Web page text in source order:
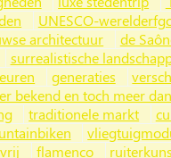
UNESCO-
architectuur
de
surrealistische
generaties
bekend en toch meer
traditionele markt
flamenco